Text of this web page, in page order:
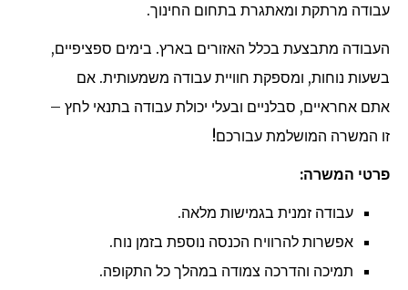
עבודה מרתקת ומאתגרת בתחום החינוך.
העבודה מתבצעת בכלל האזורים בארץ. בימים ספציפיים,
בשעות נוחות, ומספקת חוויית עבודה משמעותית. אם
אתם אחראיים, סבלניים ובעלי יכולת עבודה בתנאי לחץ –
זו המשרה המושלמת עבורכם!
פרטי המשרה:
עבודה זמנית בגמישות מלאה.
אפשרות להרוויח הכנסה נוספת בזמן נוח.
תמיכה והדרכה צמודה במהלך כל התקופה.